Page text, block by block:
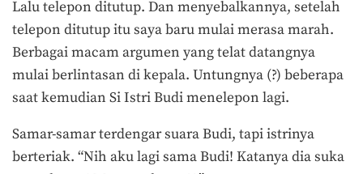
Lalu telepon ditutup. Dan menyebalkannya, setelah
telepon ditutup itu saya baru mulai merasa marah.
Berbagai macam argumen yang telat datangnya
mulai berlintasan di kepala. Untungnya (?) beberapa
saat kemudian Si Istri Budi menelepon lagi.
Samar-samar terdengar suara Budi, tapi istrinya
berteriak. “Nih aku lagi sama Budi! Katanya dia suka